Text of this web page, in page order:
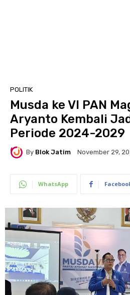
POLITIK
Musda ke VI PAN
Aryanto Kembali
Periode 2024-2029
By Blok Jatim November 29,
WhatsApp